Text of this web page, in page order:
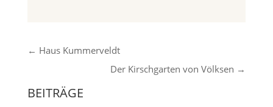
← Haus Kummerveldt
Der Kirschgarten von Völksen →
BEITRÄGE